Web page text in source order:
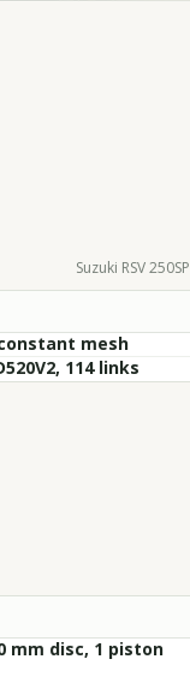
Suzuki RSV
mesh
114 links
mm disc, 1 piston